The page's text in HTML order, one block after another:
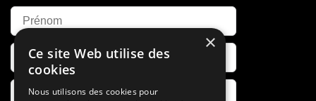
×
Ce site Web utilise des
cookies
Nous utilisons des cookies pour